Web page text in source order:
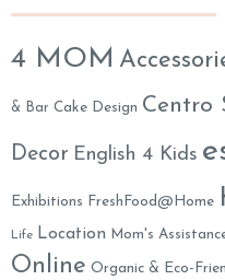
4 MOM
& Bar Cake Design Centro
Decor English 4 Kids
Exhibitions FreshFood@Home
Life Location Mom's
Online Organic & Eco-